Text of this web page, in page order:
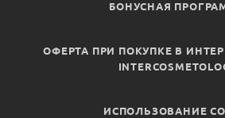
БОНУСНАЯ
ОФЕРТА ПРИ ПОКУПКЕ В
ИСПОЛЬЗОВАНИЕ